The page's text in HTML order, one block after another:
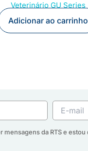
Veterinário GU Series
Adicionar ao carrinho
mensagens da RTS e